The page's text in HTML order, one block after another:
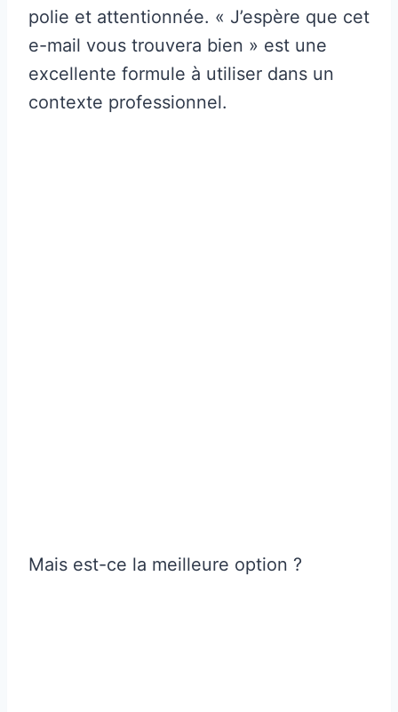
polie et attentionnée. « J’espère que cet
e-mail vous trouvera bien » est une
excellente formule à utiliser dans un
contexte professionnel.
Mais est-ce la meilleure option ?